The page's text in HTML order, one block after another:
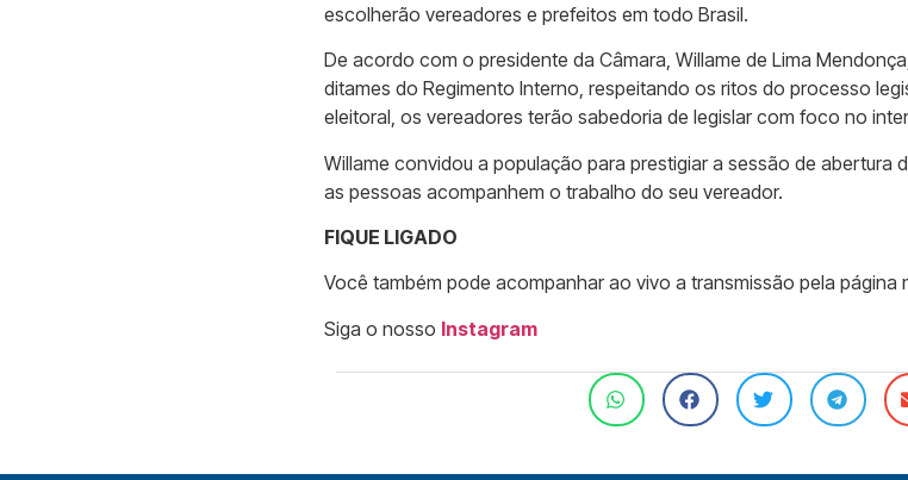
escolherão vereadores e prefeitos em todo Brasil.
De acordo com o presidente da Câmara, Willame de Lima
ditames do Regimento Interno, respeitando os ritos do processo
eleitoral, os vereadores terão sabedoria de legislar com foco no
Willame convidou a população para prestigiar a sessão de abertura
as pessoas acompanhem o trabalho do seu vereador.
FIQUE LIGADO
Você também pode acompanhar ao vivo a transmissão pela página
Siga o nosso Instagram